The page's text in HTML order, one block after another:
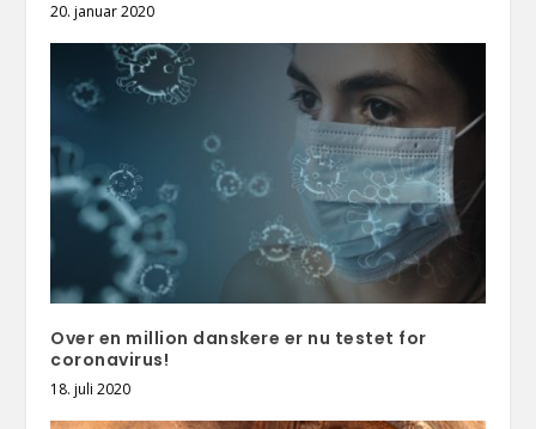
20. januar 2020
Over en million danskere er nu testet for
coronavirus!
18. juli 2020